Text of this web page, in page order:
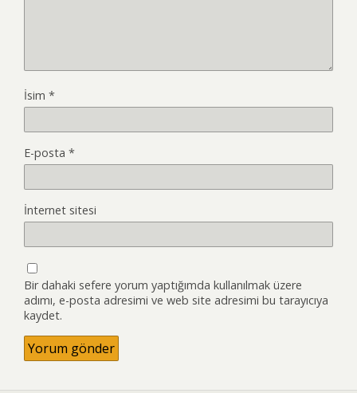
İsim *
E-posta *
İnternet sitesi
Bir dahaki sefere yorum yaptığımda kullanılmak üzere
adımı, e-posta adresimi ve web site adresimi bu tarayıcıya
kaydet.